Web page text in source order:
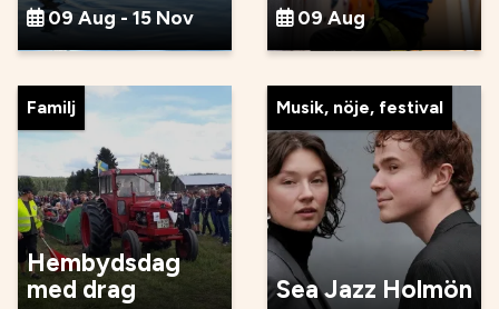
09 Aug - 15 Nov 09 Aug
Familj
Hembydsdag
med drag
Musik, nöje, festival
Sea Jazz Holmön